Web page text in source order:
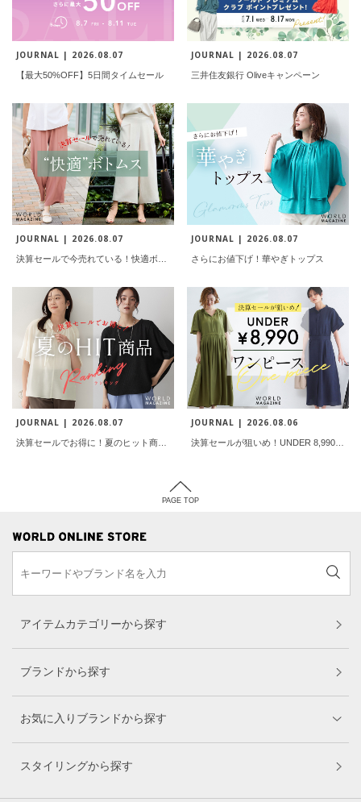
JOURNAL | 2026.08.07
【最大50%OFF】5日間タイムセール
JOURNAL | 2026.08.07
三井住友銀行 Oliveキャンペーン
JOURNAL | 2026.08.07 JOURNAL | 2026.08.07
さらにお値下げ！華やぎトップス
JOURNAL | 2026.08.07
決算セールでお得に！夏のヒット商品ランキング
JOURNAL | 2026.08.06
決算セールが狙いめ！UNDER 8,990円ワンピース
PAGE TOP
アイテムカテゴリーから探す
ブランドから探す
お気に入りブランドから探す
スタイリングから探す